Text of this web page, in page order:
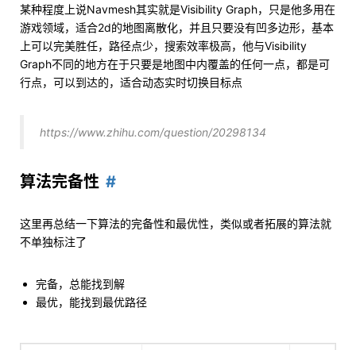
某种程度上说Navmesh其实就是Visibility Graph，只是他多用在
游戏领域，适合2d的地图离散化，并且只要没有凹多边形，基本
上可以完美胜任，路径点少，搜索效率极高，他与Visibility
Graph不同的地方在于只要是地图中内覆盖的任何一点，都是可
行点，可以到达的，适合动态实时切换目标点
https://www.zhihu.com/question/20298134
算法完备性
这里再总结一下算法的完备性和最优性，类似或者拓展的算法就
不单独标注了
完备，总能找到解
最优，能找到最优路径